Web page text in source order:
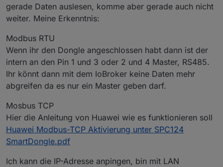
gerade Daten auslesen, komme aber gerade auch nicht
weiter. Meine Erkenntnis:
Modbus RTU
Wenn ihr den Dongle angeschlossen habt dann ist der
intern an den Pin 1 und 3 oder 2 und 4 Master, RS485.
Ihr könnt dann mit dem IoBroker keine Daten mehr
abgreifen da es nur ein Master geben darf.
Mosbus TCP
Hier die Anleitung von Huawei wie es funktionieren soll
Huawei Modbus-TCP Aktivierung unter SPC124
SmartDongle.pdf
Ich kann die IP-Adresse anpingen, bin mit LAN